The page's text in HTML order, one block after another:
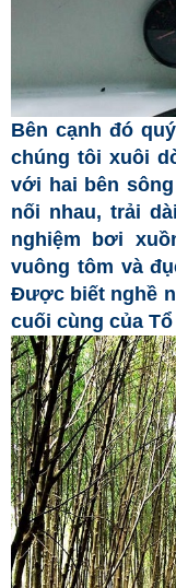
Bên cạnh đó
chúng tôi xuôi
với hai bên
nối nhau, trải
nghiệm bơi
vuông tôm và
Được biết nghề
cuối cùng của